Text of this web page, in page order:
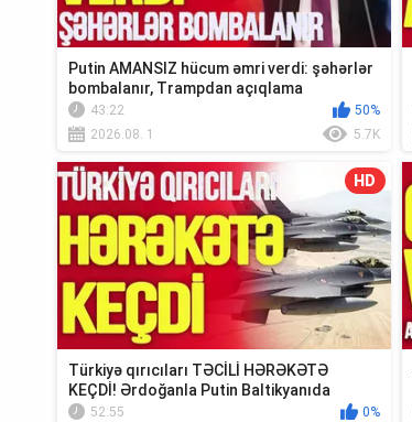
Putin AMANSIZ hücum əmri verdi: şəhərlər
bombalanır, Trampdan açıqlama
43:22
50%
2026.08. 1
5.7K
HD
Türkiyə qırıcıları TƏCİLİ HƏRƏKƏTƏ
KEÇDİ! Ərdoğanla Putin Baltikyanıda
TOQQUŞUR-TV...
52:55
0%